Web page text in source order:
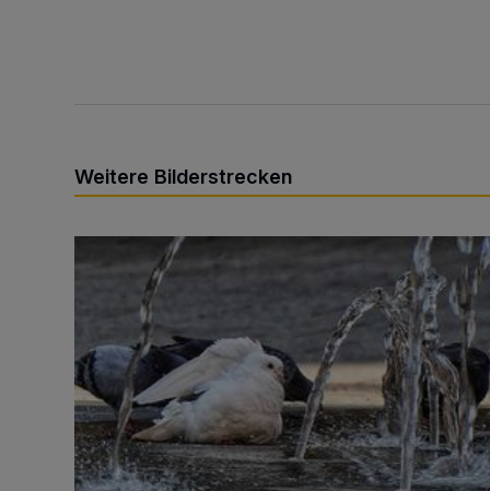
Weitere Bilderstrecken
Sommer in der Elberfelder City